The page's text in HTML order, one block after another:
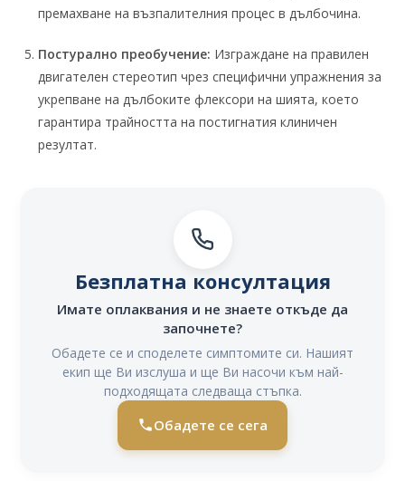
премахване на възпалителния процес в дълбочина.
Постурално преобучение: Изграждане на правилен
двигателен стереотип чрез специфични упражнения за
укрепване на дълбоките флексори на шията, което
гарантира трайността на постигнатия клиничен
резултат.
Безплатна консултация
Имате оплаквания и не знаете откъде да
започнете?
Обадете се и споделете симптомите си. Нашият
екип ще Ви изслуша и ще Ви насочи към най-
подходящата следваща стъпка.
Обадете се сега